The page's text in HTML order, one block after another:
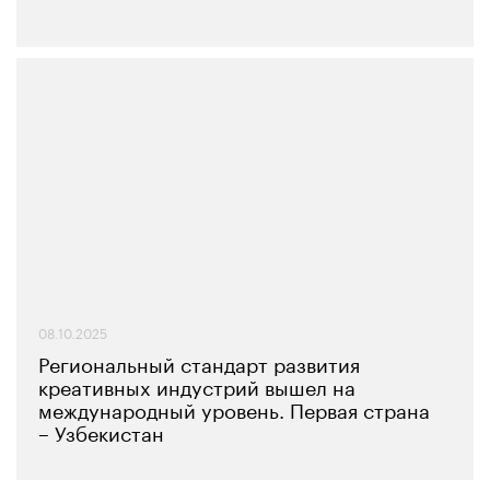
08.10.2025
Региональный стандарт развития
креативных индустрий вышел на
международный уровень. Первая страна
– Узбекистан